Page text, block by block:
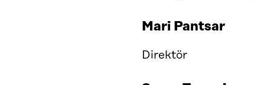
Mari Pantsar
Direktör